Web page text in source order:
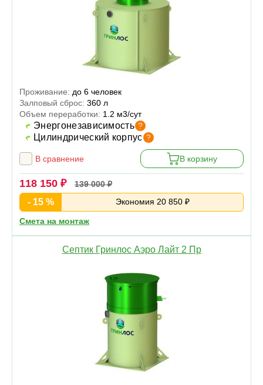
Проживание: до 6 человек
Залповый сброс: 360 л
Объем переработки: 1.2 м3/сут
Энергонезависимость ?
Цилиндрический корпус ?
В сравнение В корзину
118 150 ₽ 139 000 ₽
- 15 % Экономия 20 850 ₽
Смета на монтаж
Септик Гринлос Аэро Лайт 2 Пр